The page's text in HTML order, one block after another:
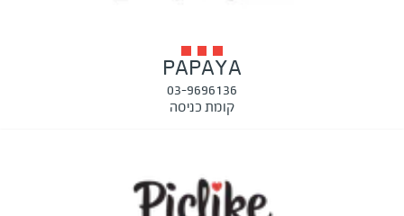
PAPAYA
03-9696136
קומת כניסה